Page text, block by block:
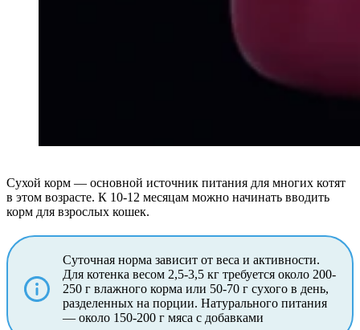
Сухой корм — основной источник питания для многих котят
в этом возрасте. К 10-12 месяцам можно начинать вводить
корм для взрослых кошек.
Суточная норма зависит от веса и активности.
Для котенка весом 2,5-3,5 кг требуется около 200-
250 г влажного корма или 50-70 г сухого в день,
разделенных на порции. Натурального питания
— около 150-200 г мяса с добавками